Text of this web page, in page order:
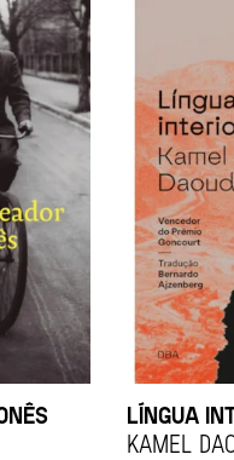
LÍNGUA
KAMEL